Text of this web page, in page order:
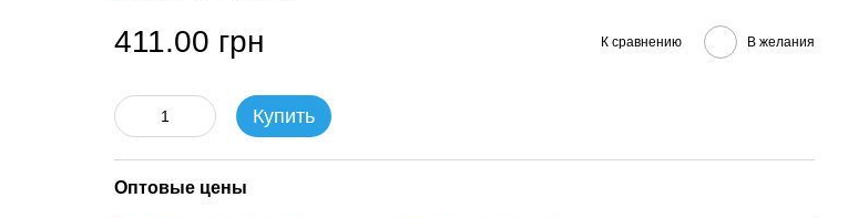
411.00 грн К сравнению В желания
Купить
Оптовые цены